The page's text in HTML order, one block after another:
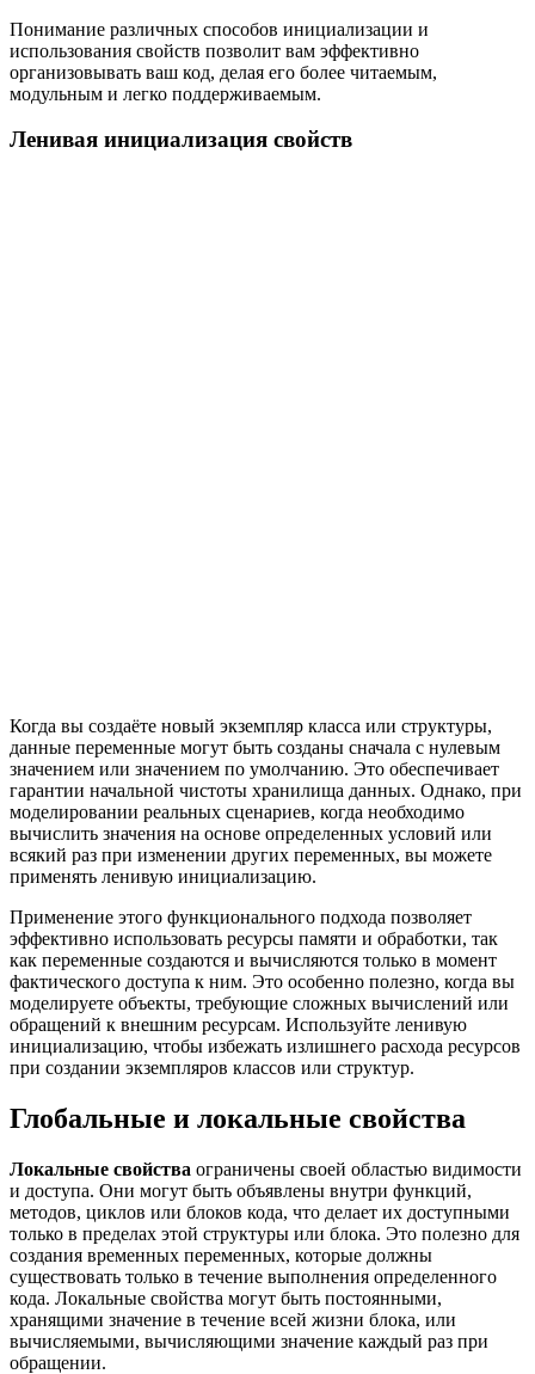
Понимание различных способов инициализации и
использования свойств позволит вам эффективно
организовывать ваш код, делая его более читаемым,
модульным и легко поддерживаемым.
Ленивая инициализация свойств
Когда вы создаёте новый экземпляр класса или структуры,
данные переменные могут быть созданы сначала с нулевым
значением или значением по умолчанию. Это обеспечивает
гарантии начальной чистоты хранилища данных. Однако, при
моделировании реальных сценариев, когда необходимо
вычислить значения на основе определенных условий или
всякий раз при изменении других переменных, вы можете
применять ленивую инициализацию.
Применение этого функционального подхода позволяет
эффективно использовать ресурсы памяти и обработки, так
как переменные создаются и вычисляются только в момент
фактического доступа к ним. Это особенно полезно, когда вы
моделируете объекты, требующие сложных вычислений или
обращений к внешним ресурсам. Используйте ленивую
инициализацию, чтобы избежать излишнего расхода ресурсов
при создании экземпляров классов или структур.
Глобальные и локальные свойства
Локальные свойства ограничены своей областью видимости
и доступа. Они могут быть объявлены внутри функций,
методов, циклов или блоков кода, что делает их доступными
только в пределах этой структуры или блока. Это полезно для
создания временных переменных, которые должны
существовать только в течение выполнения определенного
кода. Локальные свойства могут быть постоянными,
хранящими значение в течение всей жизни блока, или
вычисляемыми, вычисляющими значение каждый раз при
обращении.